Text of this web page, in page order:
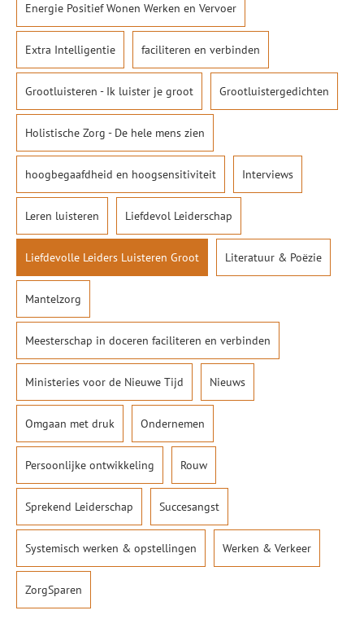
Energie Positief Wonen Werken en Vervoer
Extra Intelligentie faciliteren en verbinden
Grootluisteren - Ik luister je groot Grootluistergedichten
Holistische Zorg - De hele mens zien
hoogbegaafdheid en hoogsensitiviteit Interviews
Leren luisteren Liefdevol Leiderschap
Liefdevolle Leiders Luisteren Groot Literatuur & Poëzie
Mantelzorg
Meesterschap in doceren faciliteren en verbinden
Ministeries voor de Nieuwe Tijd Nieuws
Omgaan met druk Ondernemen
Persoonlijke ontwikkeling Rouw
Sprekend Leiderschap Succesangst
Systemisch werken & opstellingen Werken & Verkeer
ZorgSparen